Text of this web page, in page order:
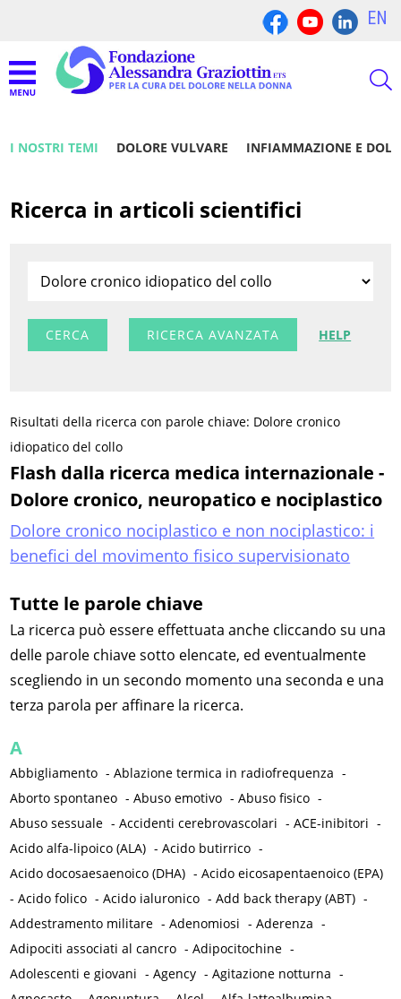
EN
I NOSTRI TEMI DOLORE VULVARE INFIAMMAZIONE E
Ricerca in articoli scientifici
RICERCA AVANZATA HELP
Risultati della ricerca con parole chiave: Dolore cronico
idiopatico del collo
Flash dalla ricerca medica internazionale -
Dolore cronico, neuropatico e nociplastico
Dolore cronico nociplastico e non nociplastico: i
benefici del movimento fisico supervisionato
Tutte le parole chiave
La ricerca può essere effettuata anche cliccando su una
delle parole chiave sotto elencate, ed eventualmente
scegliendo in un secondo momento una seconda e una
terza parola per affinare la ricerca.
A
Abbigliamento -Ablazione termica in radiofrequenza -
Aborto spontaneo -Abuso emotivo -Abuso fisico -
Abuso sessuale -Accidenti cerebrovascolari -ACE-inibitori -
Acido alfa-lipoico (ALA) -Acido butirrico -
Acido docosaesaenoico (DHA) -Acido eicosapentaenoico (EPA)
-Acido folico -Acido ialuronico -Add back therapy (ABT) -
Addestramento militare -Adenomiosi -Aderenza -
Adipociti associati al cancro -Adipocitochine -
Adolescenti e giovani -Agency -Agitazione notturna -